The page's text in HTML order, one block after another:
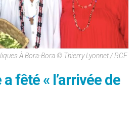
À Bora-Bora © Thierry Lyonnet / RCF
fêté « l’arrivée de